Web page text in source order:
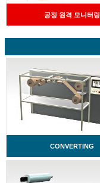
공정 원격 모니터링
CONVERTING